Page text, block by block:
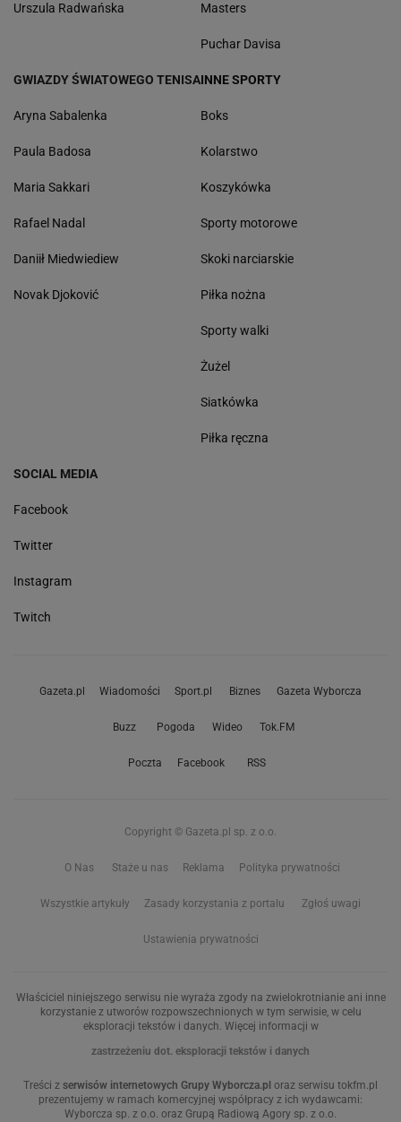
Urszula Radwańska Masters
Puchar Davisa
GWIAZDY ŚWIATOWEGO TENISA
Aryna Sabalenka
Paula Badosa
Maria Sakkari
Rafael Nadal
Daniił Miedwiediew
Novak Djoković
INNE SPORTY
Boks
Kolarstwo
Koszykówka
Sporty motorowe
Skoki narciarskie
Piłka nożna
Sporty walki
Żużel
Siatkówka
Piłka ręczna
SOCIAL MEDIA
Facebook
Twitter
Instagram
Twitch
Gazeta.pl Wiadomości Sport.pl Biznes Gazeta Wyborcza
Buzz Pogoda Wideo Tok.FM
Poczta Facebook RSS
Copyright © Gazeta.pl sp. z o.o.
O Nas Staże u nas Reklama Polityka prywatności
Wszystkie artykuły Zasady korzystania z portalu Zgłoś uwagi
Ustawienia prywatności
Właściciel niniejszego serwisu nie wyraża zgody na zwielokrotnianie ani inne
korzystanie z utworów rozpowszechnionych w tym serwisie, w celu
eksploracji tekstów i danych. Więcej informacji w
zastrzeżeniu dot. eksploracji tekstów i danych
Treści z serwisów internetowych Grupy Wyborcza.pl oraz serwisu tokfm.pl
prezentujemy w ramach komercyjnej współpracy z ich wydawcami:
Wyborcza sp. z o.o. oraz Grupą Radiową Agory sp. z o.o.